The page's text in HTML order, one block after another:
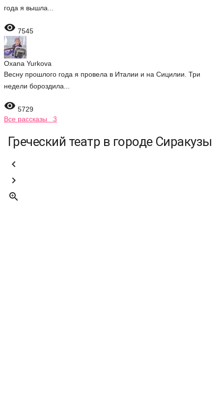
года я вышла...
 7545
Oxana Yurkova
Весну прошлого года я провела в Италии и на Сицилии. Три
недели бороздила...
 5729
Все рассказы 3
Греческий театр в городе Сиракузы


